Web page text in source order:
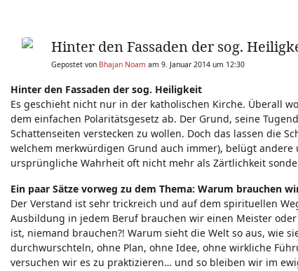
Hinter den Fassaden der sog.
Gepostet von Bhajan Noam am 9. Januar 2014 um 12:30
Hinter den Fassaden der sog. Heiligkeit
Es geschieht nicht nur in der katholischen Kirche. Überall
dem einfachen Polaritätsgesetz ab. Der Grund, seine T
Schattenseiten verstecken zu wollen. Doch das lassen die
welchem merkwürdigen Grund auch immer), belügt
ursprüngliche Wahrheit oft nicht mehr als Zärtlichkeit
Ein paar Sätze vorweg zu dem Thema: Warum brauchen
Der Verstand ist sehr trickreich und auf dem spirituellen
Ausbildung in jedem Beruf brauchen wir einen Meister
ist, niemand brauchen?! Warum sieht die Welt so aus, wie
durchwurschteln, ohne Plan, ohne Idee, ohne wirkliche
versuchen wir es zu praktizieren… und so bleiben wir im